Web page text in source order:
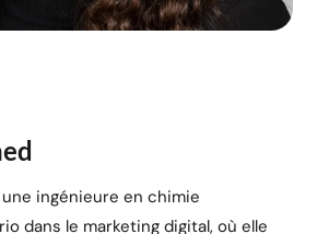
ingénieure en chimie
dans le marketing digital, où elle